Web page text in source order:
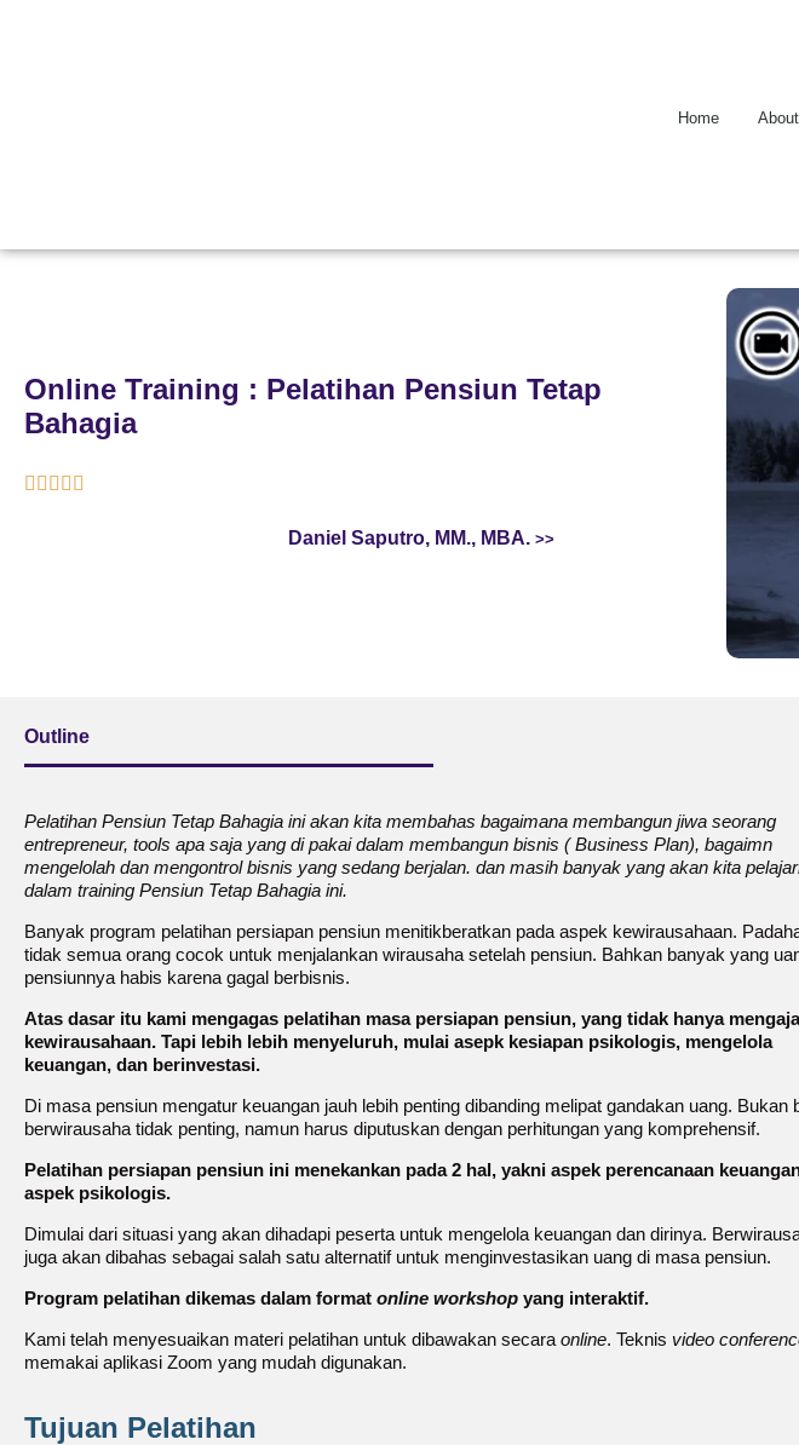
Home
Online Training : Pelatihan Pensiun Tetap
Bahagia
    
Daniel Saputro, MM., MBA.
Outline
Pelatihan Pensiun Tetap Bahagia ini akan kita membahas bagaimana membangun jiwa seorang
entrepreneur, tools apa saja yang di pakai dalam membangun bisnis ( Business Plan), bagaimn
mengelolah dan mengontrol bisnis yang sedang berjalan. dan masih banyak yang akan kita
dalam training Pensiun Tetap Bahagia ini.
Banyak program pelatihan persiapan pensiun menitikberatkan pada aspek kewirausahaan.
tidak semua orang cocok untuk menjalankan wirausaha setelah pensiun. Bahkan banyak yang
pensiunnya habis karena gagal berbisnis.
Atas dasar itu kami mengagas pelatihan masa persiapan pensiun, yang tidak hanya
kewirausahaan. Tapi lebih lebih menyeluruh, mulai asepk kesiapan psikologis, mengelola
keuangan, dan berinvestasi.
Di masa pensiun mengatur keuangan jauh lebih penting dibanding melipat gandakan uang. Bukan
berwirausaha tidak penting, namun harus diputuskan dengan perhitungan yang komprehensif.
Pelatihan persiapan pensiun ini menekankan pada 2 hal, yakni aspek perencanaan
aspek psikologis.
Dimulai dari situasi yang akan dihadapi peserta untuk mengelola keuangan dan dirinya.
juga akan dibahas sebagai salah satu alternatif untuk menginvestasikan uang di masa pensiun.
Program pelatihan dikemas dalam format online workshop yang interaktif.
Kami telah menyesuaikan materi pelatihan untuk dibawakan secara online. Teknis video
memakai aplikasi Zoom yang mudah digunakan.
Tujuan Pelatihan